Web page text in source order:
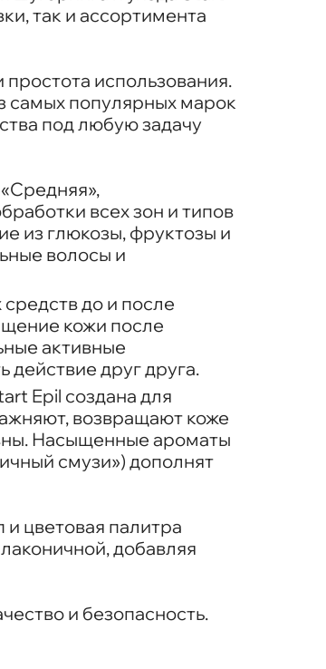
так и ассортимента
использования.
самых популярных марок
под любую задачу
всех зон и типов
из глюкозы, фруктозы и
волосы и
до и после
кожи после
активные
друг друга.
Epil создана для
возвращают коже
Насыщенные ароматы
смузи») дополнят
цветовая палитра
добавляя
и безопасность.